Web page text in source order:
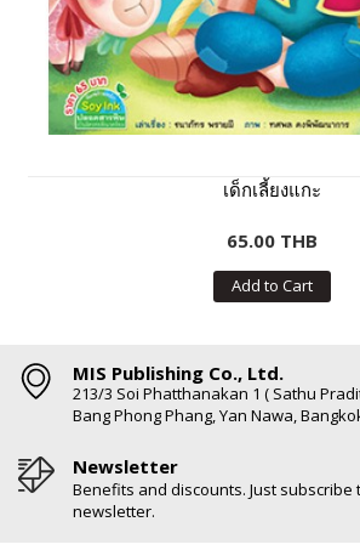
เด็กเลี้ยงแกะ
65.00 THB
Add to Cart
MIS Publishing Co., Ltd.
213/3 Soi Phatthanakan 1 ( Sathu
Bang Phong Phang, Yan Nawa,
Newsletter
Benefits and discounts. Just subscribe
newsletter.